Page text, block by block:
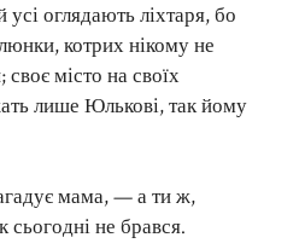
оглядають ліхтаря, бо
котрих нікому не
своє місто на своїх
лише Юлькові, так йому
мама, — а ти ж,
не брався.